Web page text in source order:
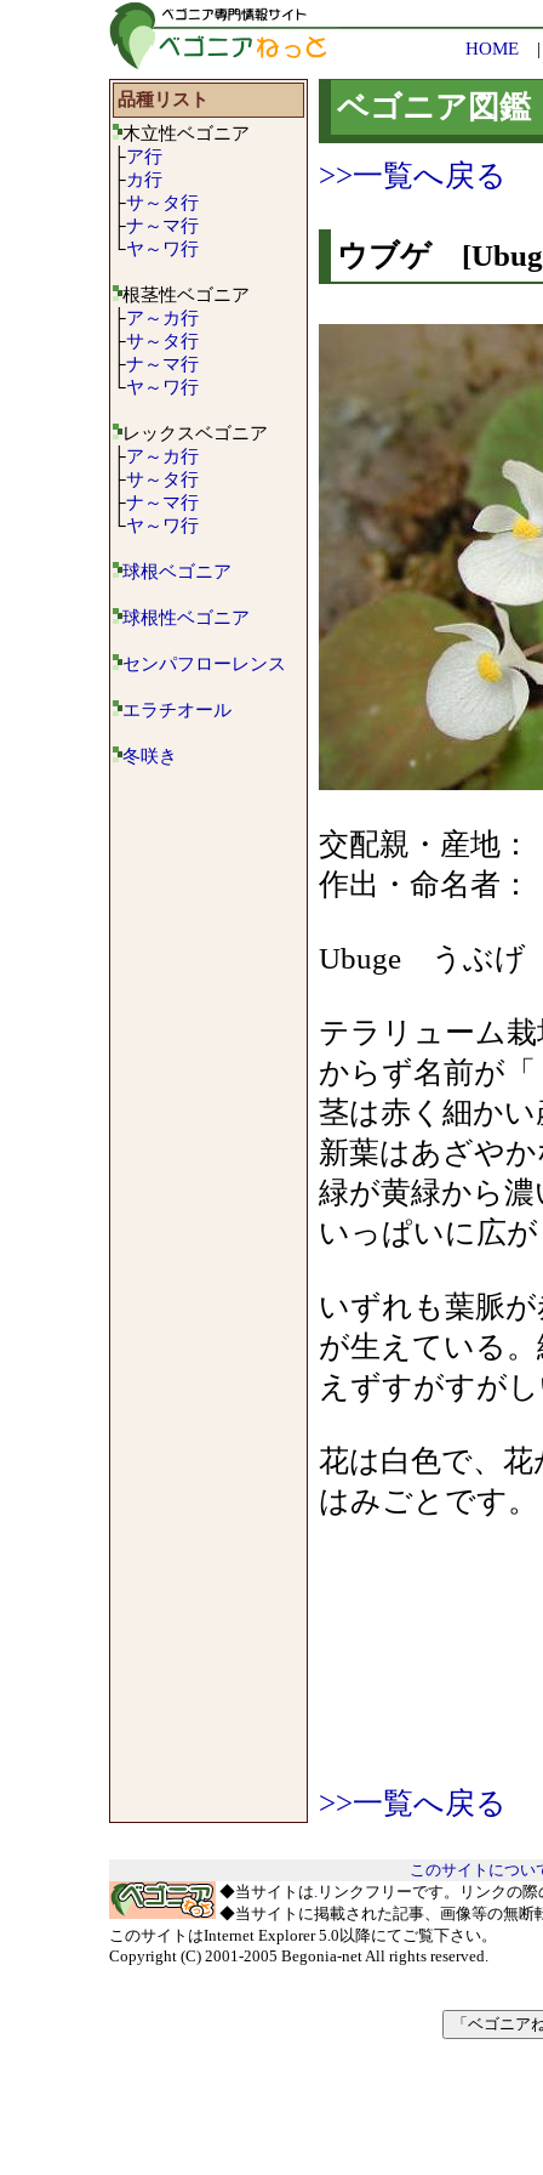
HOME
品種リスト
木立性ベゴニア
├ア行
├カ行
├サ～タ行
├ナ～マ行
└ヤ～ワ行
根茎性ベゴニア
├ア～カ行
├サ～タ行
├ナ～マ行
└ヤ～ワ行
レックスベゴニア
├ア～カ行
├サ～タ行
├ナ～マ行
└ヤ～ワ行
球根ベゴニア
球根性ベゴニア
センパフローレンス
エラチオール
冬咲き
ベゴニア図
>>一覧へ戻る
ウブゲ
交配親・産地：
作出・命名者：
Ubuge うぶげ
テラリューム
からず名前が
茎は赤く細か
新葉はあざや
緑が黄緑から
いっぱいに広
いずれも葉脈
が生えている
えずすがすが
花は白色で、
はみごとです。
>>一覧へ戻る
このサイトについ
◆当サイトは. リンクフリーです。リンクの
◆当サイトに掲載された記事、画像等の無断
このサイトはInternet Explorer 5.0以降にてご覧下さい。
Copyright (C) 2001-2005 Begonia-net All rights reserved.